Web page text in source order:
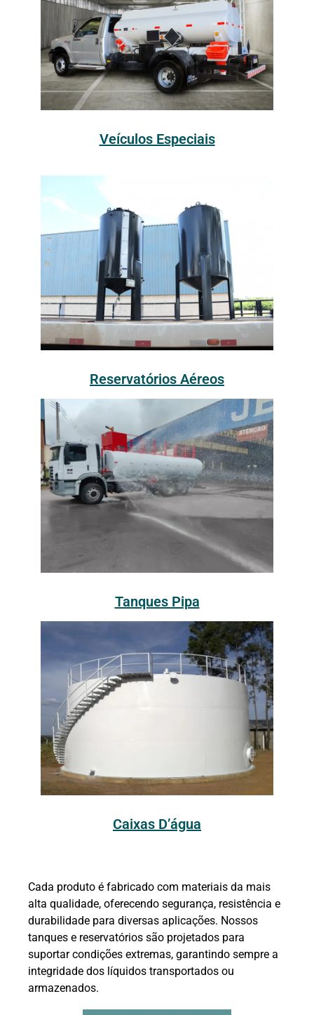
Veículos Especiais
Reservatórios Aéreos
Tanques Pipa
Caixas D’água
Cada produto é fabricado com materiais da mais
alta qualidade, oferecendo segurança, resistência e
durabilidade para diversas aplicações. Nossos
tanques e reservatórios são projetados para
suportar condições extremas, garantindo sempre a
integridade dos líquidos transportados ou
armazenados.